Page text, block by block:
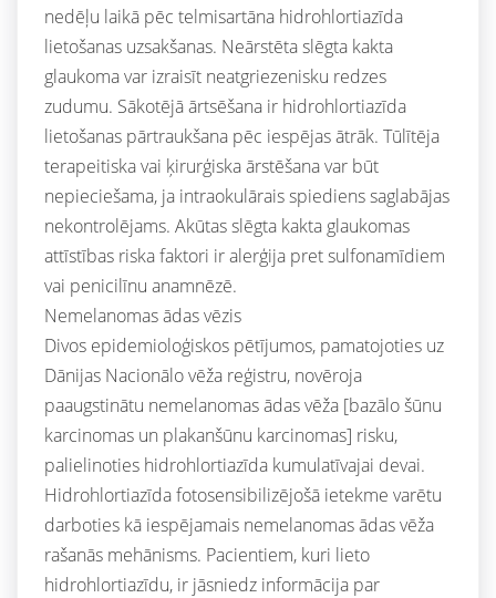
nedēļu laikā pēc telmisartāna hidrohlortiazīda
lietošanas uzsakšanas. Neārstēta slēgta kakta
glaukoma var izraisīt neatgriezenisku redzes
zudumu. Sākotējā ārtsēšana ir hidrohlortiazīda
lietošanas pārtraukšana pēc iespējas ātrāk. Tūlītēja
terapeitiska vai ķirurģiska ārstēšana var būt
nepieciešama, ja intraokulārais spiediens saglabājas
nekontrolējams. Akūtas slēgta kakta glaukomas
attīstības riska faktori ir alerģija pret sulfonamīdiem
vai penicilīnu anamnēzē.
Nemelanomas ādas vēzis
Divos epidemioloģiskos pētījumos, pamatojoties uz
Dānijas Nacionālo vēža reģistru, novēroja
paaugstinātu nemelanomas ādas vēža [bazālo šūnu
karcinomas un plakanšūnu karcinomas] risku,
palielinoties hidrohlortiazīda kumulatīvajai devai.
Hidrohlortiazīda fotosensibilizējošā ietekme varētu
darboties kā iespējamais nemelanomas ādas vēža
rašanās mehānisms. Pacientiem, kuri lieto
hidrohlortiazīdu, ir jāsniedz informācija par